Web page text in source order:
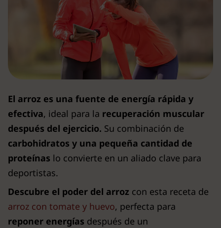
El arroz es una fuente de energía rápida y
efectiva, ideal para la recuperación muscular
después del ejercicio. Su combinación de
carbohidratos y una pequeña cantidad de
proteínas lo convierte en un aliado clave para
deportistas.
Descubre el poder del arroz con esta receta de
arroz con tomate y huevo, perfecta para
reponer energías después de un